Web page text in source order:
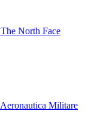
The North Face
Aeronautica Militare